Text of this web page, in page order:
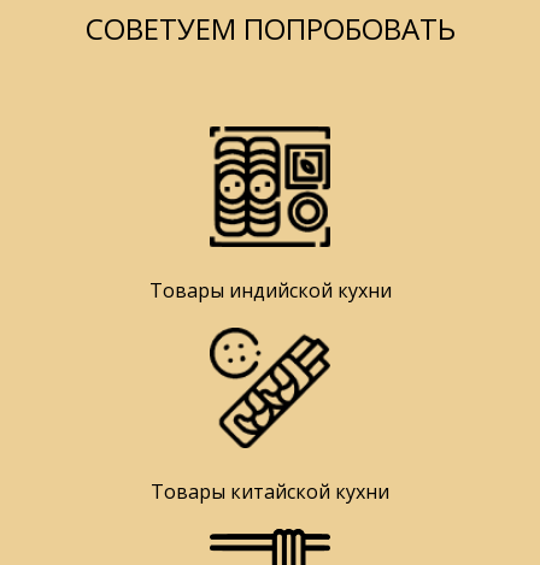
СОВЕТУЕМ ПОПРОБОВАТЬ
Товары индийской кухни
Товары китайской кухни